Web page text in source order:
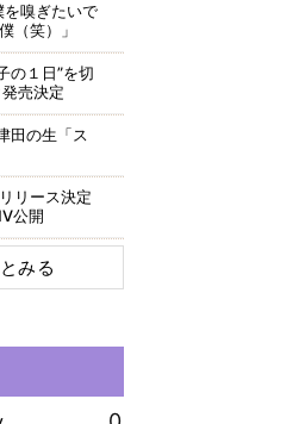
嗅ぎたいで
（笑）」
１日”を切
売決定
の生「ス
リース決定
公開
みる